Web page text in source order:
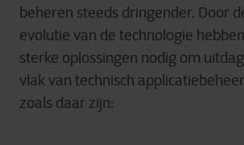
beheren steeds dringender. Door
evolutie van de technologie hebben
sterke oplossingen nodig om
vlakvantechnisch applicatiebeheer
zoals daar zijn: